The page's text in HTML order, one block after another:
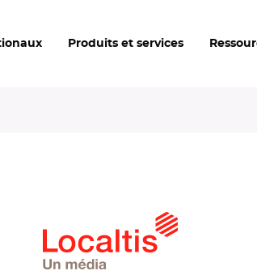
Produits et services